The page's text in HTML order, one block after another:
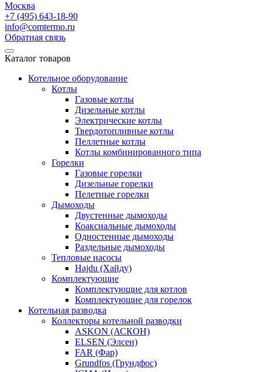
Москва
+7 (495) 643-18-90
info@comtermo.ru
Обратная связь
Каталог товаров
Котельное оборудование
Котлы
Газовые котлы
Дизельные котлы
Электрические котлы
Твердотопливные котлы
Пеллетные котлы
Котлы комбинированного типа
Горелки
Газовые горелки
Дизельные горелки
Пелетные горелки
Дымоходы
Двустенные дымоходы
Коаксиальные дымоходы
Одностенные дымоходы
Раздельные дымоходы
Тепловые насосы
Hajdu (Хайду)
Комплектующие
Комплектующие для котлов
Комплектующие для горелок
Котельная разводка
Коллекторы котельной разводки
ASKON (АСКОН)
ELSEN (Элсен)
FAR (Фар)
Grundfos (Грундфос)